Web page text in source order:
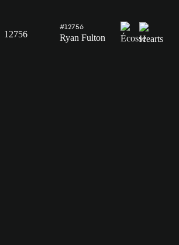
12756
#12756
Ryan Fulton